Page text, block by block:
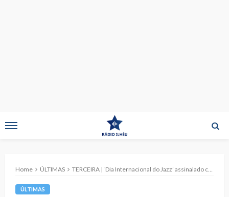
Home ÚLTIMAS TERCEIRA | ‘Dia Internacional do Jazz’ assinalado com dois concertos, no Centro Cultural e de Congressos de Angra do Heroísmo
ÚLTIMAS